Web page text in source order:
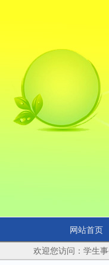
网站首页
欢迎您访问：学生